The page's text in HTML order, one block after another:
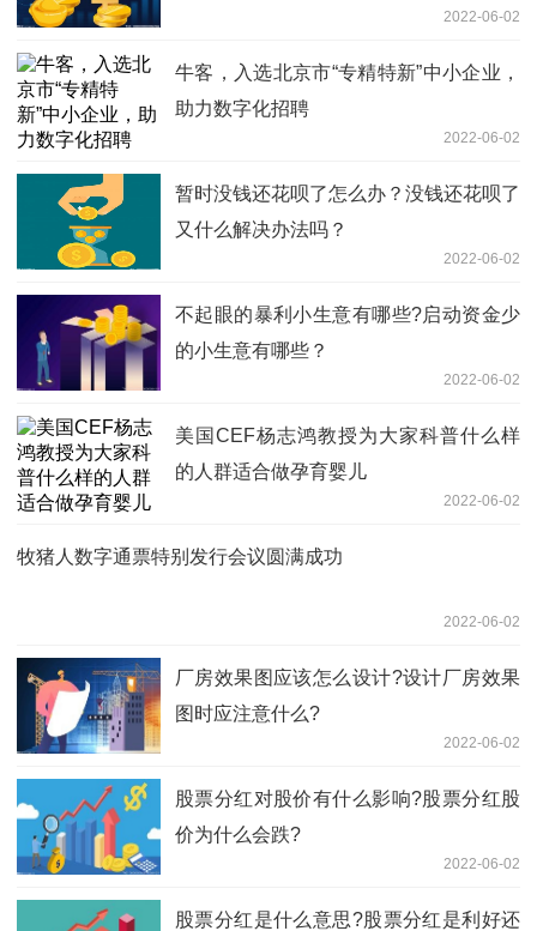
2022-06-02
牛客，入选北京市“专精特新”中小企业，
助力数字化招聘
2022-06-02
暂时没钱还花呗了怎么办？没钱还花呗了
又什么解决办法吗？
2022-06-02
不起眼的暴利小生意有哪些?启动资金少
的小生意有哪些？
2022-06-02
美国CEF杨志鸿教授为大家科普什么样
的人群适合做孕育婴儿
2022-06-02
牧猪人数字通票特别发行会议圆满成功
2022-06-02
厂房效果图应该怎么设计?设计厂房效果
图时应注意什么?
2022-06-02
股票分红对股价有什么影响?股票分红股
价为什么会跌?
2022-06-02
股票分红是什么意思?股票分红是利好还